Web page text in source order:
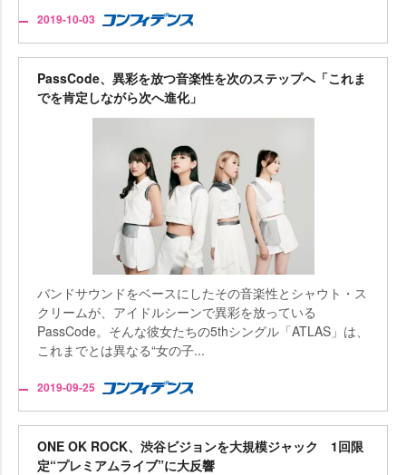
2019-10-03
PassCode、異彩を放つ音楽性を次のステップへ「これま
でを肯定しながら次へ進化」
バンドサウンドをベースにしたその音楽性とシャウト・ス
クリームが、アイドルシーンで異彩を放っている
PassCode。そんな彼女たちの5thシングル「ATLAS」は、
これまでとは異なる“女の子...
2019-09-25
ONE OK ROCK、渋谷ビジョンを大規模ジャック 1回限
定“プレミアムライブ”に大反響